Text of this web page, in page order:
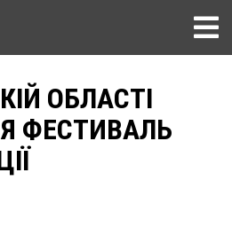
ОБЛАСТІ
ФЕСТИВАЛЬ